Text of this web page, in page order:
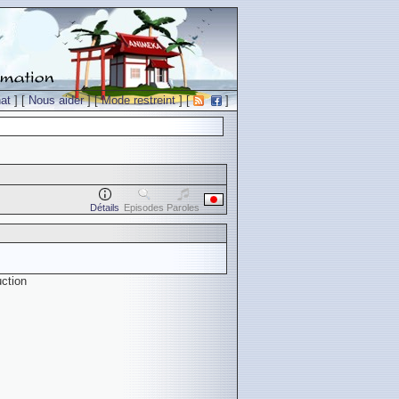
] [Nous aider] [Mode restreint] [ ]
Détails Episodes Paroles